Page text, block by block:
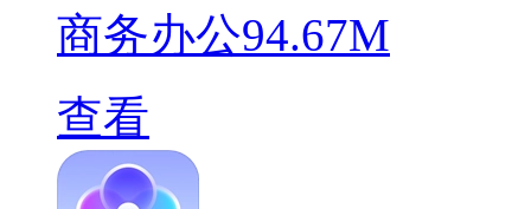
商务办公94.67M
查看